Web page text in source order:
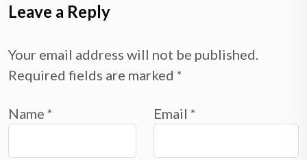
Leave a Reply
Your email address will not be published.
Required fields are marked *
Name * Email *